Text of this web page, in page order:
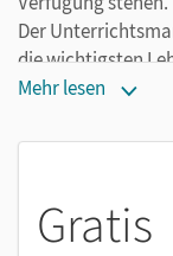
Der
die wichtigsten
Ergänzt um
Mehr lesen
Gratis